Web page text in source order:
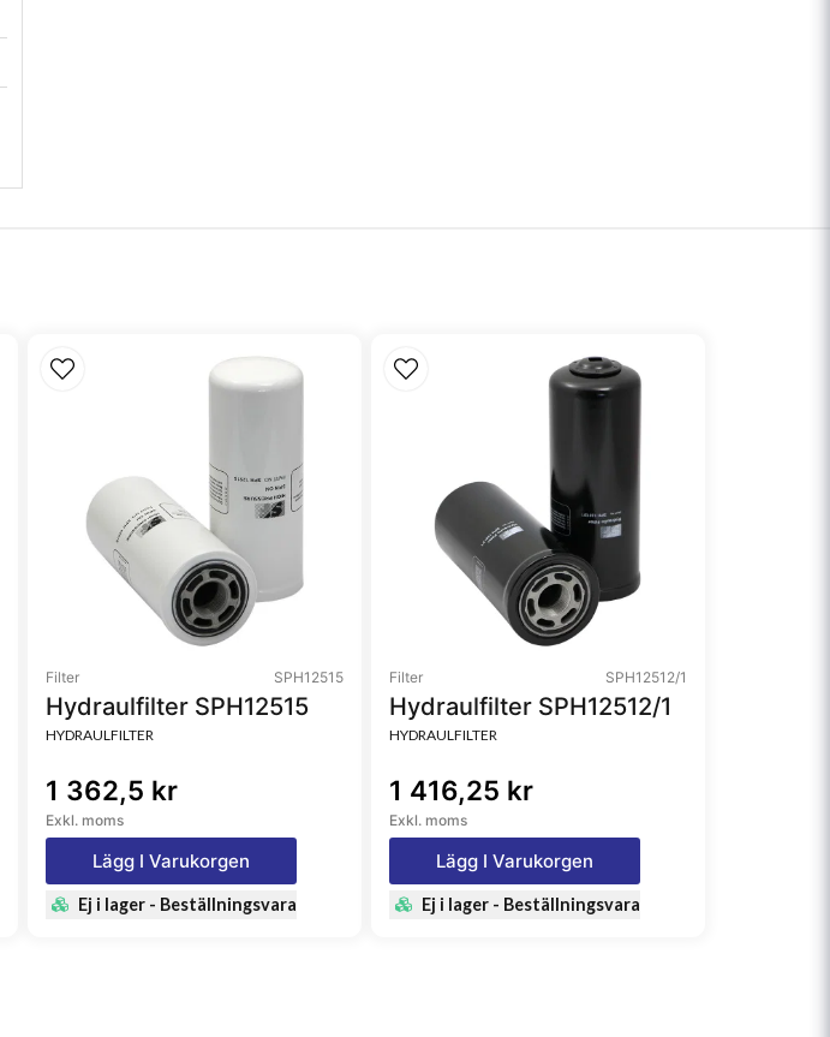
Filter SPH12515
Hydraulfilter SPH12515
HYDRAULFILTER
1 362,5 kr
Exkl. moms
Lägg I Varukorgen
Ej i lager - Beställningsvara
Filter SPH12512/1
Hydraulfilter SPH12512/1
HYDRAULFILTER
1 416,25 kr
Exkl. moms
Lägg I Varukorgen
Ej i lager - Beställningsvara